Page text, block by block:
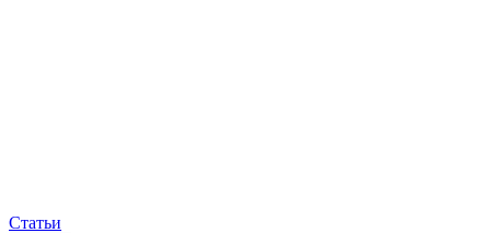
Статьи